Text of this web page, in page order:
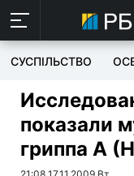
СУСПІЛЬСТВО
показали
гриппа А